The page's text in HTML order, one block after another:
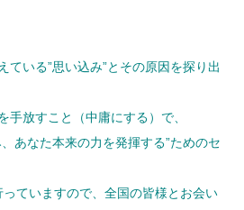
ている”思い込み”とその原因を探り出
手放すこと（中庸にする）で、
あなた本来の力を発揮する”ためのセ
っていますので、全国の皆様とお会い